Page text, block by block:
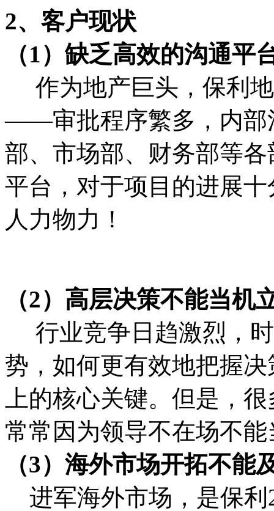
2、客户现状
（1）缺乏高效的沟通
作为地产巨头，保利
——审批程序繁多，内部
部、市场部、财务部等
平台，对于项目的进展
人力物力！
（2）高层决策不能当机
行业竞争日趋激烈，
势，如何更有效地把握
上的核心关键。但是，
常常因为领导不在场不
（3）海外市场开拓不能
进军海外市场，是保利